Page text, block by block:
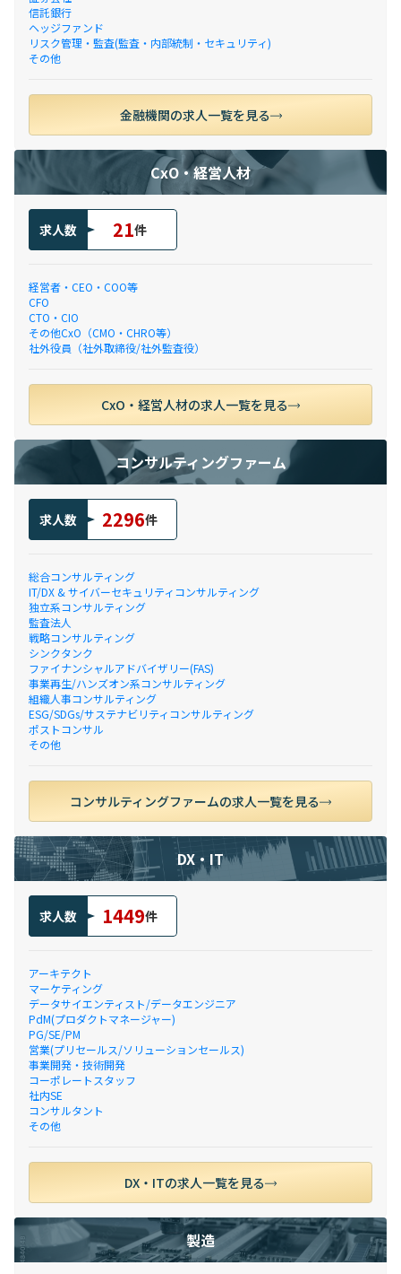
信託銀行
ヘッジファンド
リスク管理・監査(監査・内部統制・セキュリティ)
その他
金融機関の求人一覧を見る
CxO・経営人材
求人数 21件
経営者・CEO・COO等
CFO
CTO・CIO
その他CxO（CMO・CHRO等）
社外役員（社外取締役/社外監査役）
CxO・経営人材の求人一覧を見る
コンサルティングファーム
求人数 2296件
総合コンサルティング
IT/DX & サイバーセキュリティコンサルティング
独立系コンサルティング
監査法人
戦略コンサルティング
シンクタンク
ファイナンシャルアドバイザリー(FAS)
事業再生/ハンズオン系コンサルティング
組織人事コンサルティング
ESG/SDGs/サステナビリティコンサルティング
ポストコンサル
その他
コンサルティングファームの求人一覧を見る
DX・IT
求人数 1449件
アーキテクト
マーケティング
データサイエンティスト/データエンジニア
PdM(プロダクトマネージャー)
PG/SE/PM
営業(プリセールス/ソリューションセールス)
事業開発・技術開発
コーポレートスタッフ
社内SE
コンサルタント
その他
DX・ITの求人一覧を見る
製造